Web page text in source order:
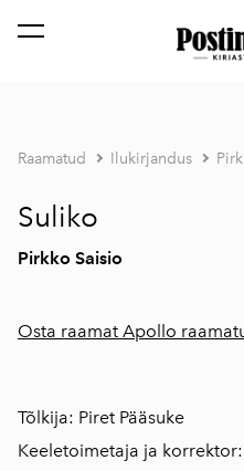
lisati ostukorvi. Vaata
Raamatud Ilukirjandus
Suliko
Pirkko Saisio
Osta raamat Apollo
Tõlkija: Piret Pääsuke
Keeletoimetaja ja